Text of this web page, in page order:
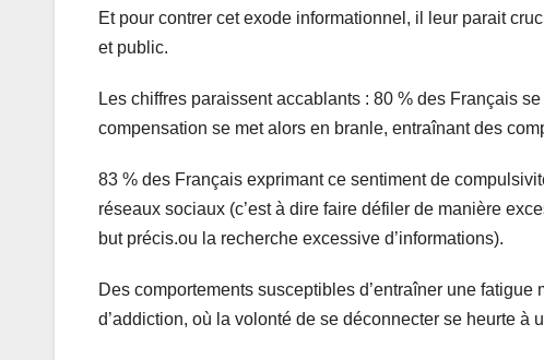
Et pour contrer cet exode informationnel, il leur parait
et public.
Les chiffres paraissent accablants : 80 % des Français
compensation se met alors en branle, entraînant des
83 % des Français exprimant ce sentiment de
réseaux sociaux (c’est à dire faire défiler de manière
but précis.ou la recherche excessive d’informations).
Des comportements susceptibles d’entraîner une
d’addiction, où la volonté de se déconnecter se heurte à